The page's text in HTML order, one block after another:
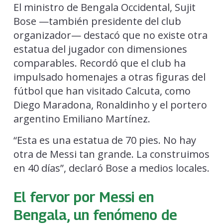
El ministro de Bengala Occidental, Sujit
Bose —también presidente del club
organizador— destacó que no existe otra
estatua del jugador con dimensiones
comparables. Recordó que el club ha
impulsado homenajes a otras figuras del
fútbol que han visitado Calcuta, como
Diego Maradona, Ronaldinho y el portero
argentino Emiliano Martínez.
“Esta es una estatua de 70 pies. No hay
otra de Messi tan grande. La construimos
en 40 días”, declaró Bose a medios locales.
El fervor por Messi en
Bengala, un fenómeno de